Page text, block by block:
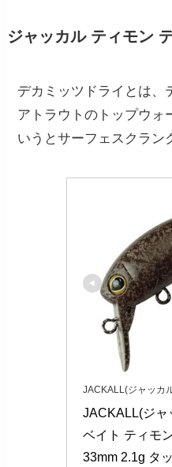
ジャッカル ティモン
デカミッツドライとは、
アトラウトのトップウォ
いうとサーフェスクラン
JACKALL(ジャッカ
JACKALL(ジャ
ベイト ティモ
33mm 2.1g タ